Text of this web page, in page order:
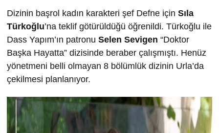
Dizinin başrol kadın karakteri şef Defne için Sıla
Türkoğlu’na teklif götürüldüğü öğrenildi. Türkoğlu ile
Dass Yapım’ın patronu Selen Sevigen “Doktor
Başka Hayatta” dizisinde beraber çalışmıştı. Henüz
yönetmeni belli olmayan 8 bölümlük dizinin Urla’da
çekilmesi planlanıyor.